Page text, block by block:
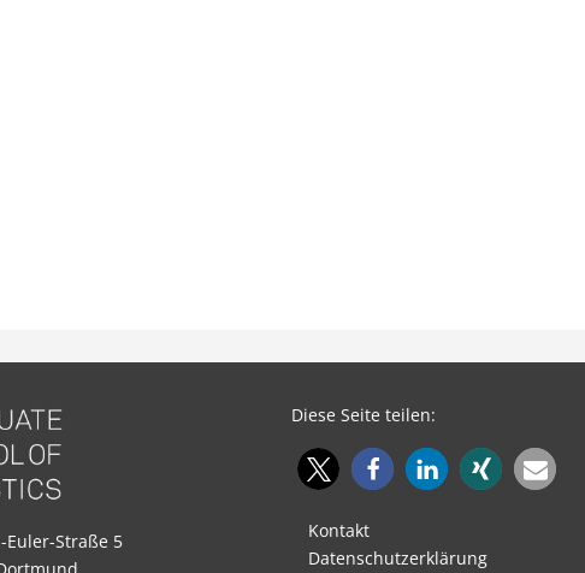
Euler-Straße 5
Diese Seite teilen:
Kontakt
Datenschutzerklärung